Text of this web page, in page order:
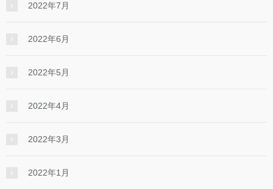
2022年7月
2022年6月
2022年5月
2022年4月
2022年3月
2022年1月